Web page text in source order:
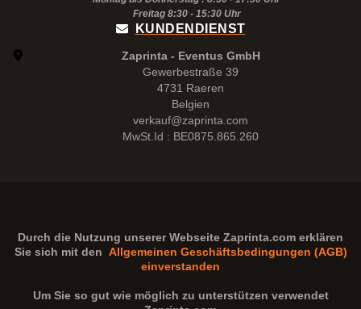
Freitag 8:30 - 15:30Uhr
KUNDENDIENST
Zaprinta - Eventus GmbH
Gewerbestraße 39
4731 Raeren
Belgien
verkauf@zaprinta.com
MwSt.Id : BE0875.865.260
Durch die Nutzung unserer Webseite Zaprinta.com erklären
Sie sich mit den Allgemeinen Geschäftsbedingungen (AGB)
einverstanden
Um Sie so gut wie möglich zu unterstützen verwendet